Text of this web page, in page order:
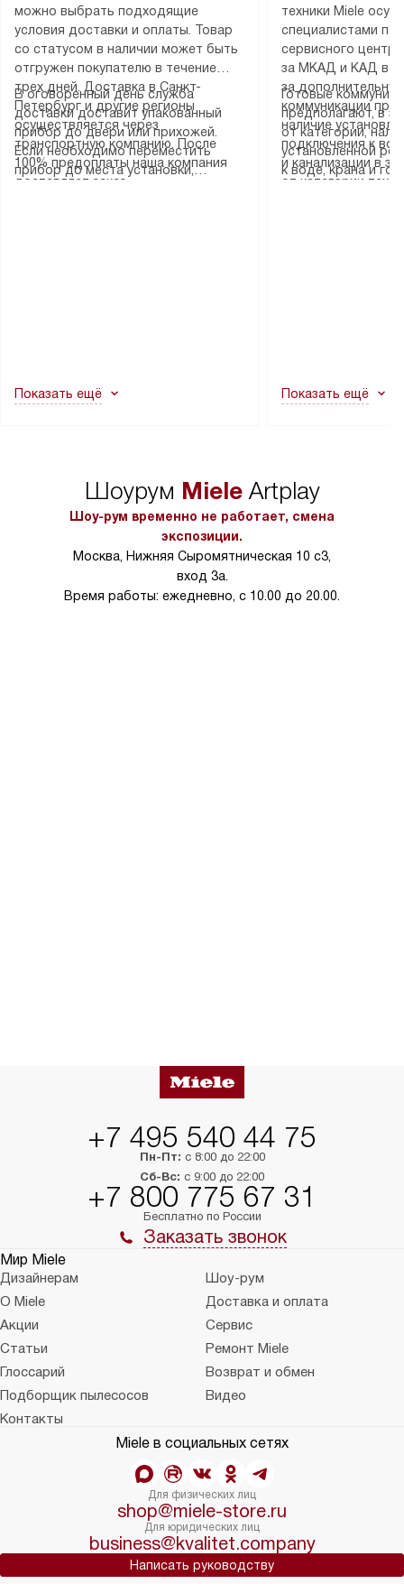
можно выбрать подходящие
условия доставки и оплаты. Товар
со статусом в наличии может быть
отгружен покупателю в течение
трех дней. Доставка в Санкт-
Петербург и другие регионы
осуществляется через
транспортную компанию. После
100% предоплаты наша компания
доставляет заказ
В оговоренный день служба
доставки доставит упакованный
прибор до двери или прихожей.
Если необходимо переместить
прибор до места установки,
в гарантийном ремонте в будущем.
Показать ещё
техники Miele
специалистами
сервисного
за МКАД и КАД
за
коммуникации
наличие
подключения к
и канализации в
от категории
Готовые
предполагают, в
от категории,
установленной
к воде, крана и
не включаются:
в условиях
тарифы на услуги
Показать ещё
Шоурум MieleArtplay
Шоу-рум временно не работает, смена
экспозиции.
Москва, Нижняя Сыромятническая 10 с3,
вход 3а.
Время работы: ежедневно, с 10.00 до 20.00.
+7 495 540 44 75
Пн-Пт: с 8:00 до 22:00
Сб-Вс: с 9:00 до 22:00
+7 800 775 67 31
Бесплатно по России
Заказать звонок
Мир Miele
Дизайнерам
Шоу-рум
О Miele
Доставка и оплата
Акции
Сервис
Статьи
Ремонт Miele
Глоссарий
Возврат и обмен
Подборщик пылесосов
Видео
Контакты
Miele в социальных сетях
Для физических лиц
shop@miele-store.ru
Для юридических лиц
business@kvalitet.company
Написать руководству